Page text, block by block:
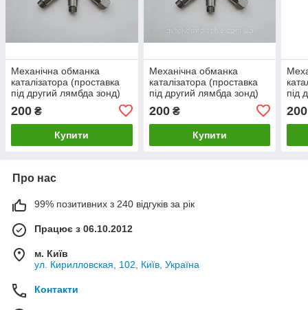
Механічна обманка
каталізатора (проставка
під другий лямбда зонд)
200 ₴
Купити
Механічна обманка
каталізатора (проставка
під другий лямбда зонд)
(Альфа Ромео)
200₴
Купити
під
200
Про нас
99% позитивних з 240 відгуків за рік
Працює з 06.10.2012
м. Київ
ул. Кирилловская, 102, Київ, Україна
Контакти